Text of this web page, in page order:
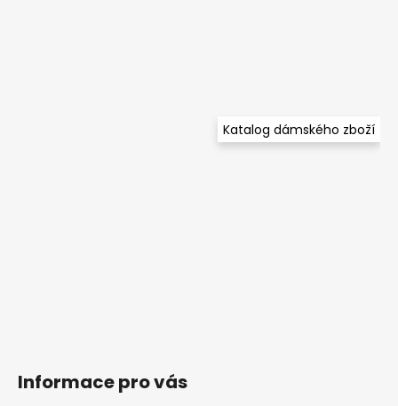
Katalog dámského zboží
Informace pro vás